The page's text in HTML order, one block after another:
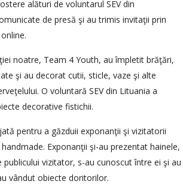
alături de voluntarul SEV din
de presă şi au trimis invitaţii prin
noatre, Team 4 Youth, au împletit brăţări,
şi au decorat cutii, sticle, vaze şi alte
O voluntară SEV din Lituania a
decorative fistichii.
pentru a găzduii exponanţii şi vizitatorii
Exponanţii şi-au prezentat hainele,
publicului vizitator, s-au cunoscut între ei şi au
vândut obiecte doritorilor.